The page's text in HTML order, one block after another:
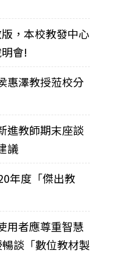
，本校教發中心
會!
惠澤教授蒞校分
進教師期末座談
議
年度「傑出教
用者應尊重智慧
談「數位教材製